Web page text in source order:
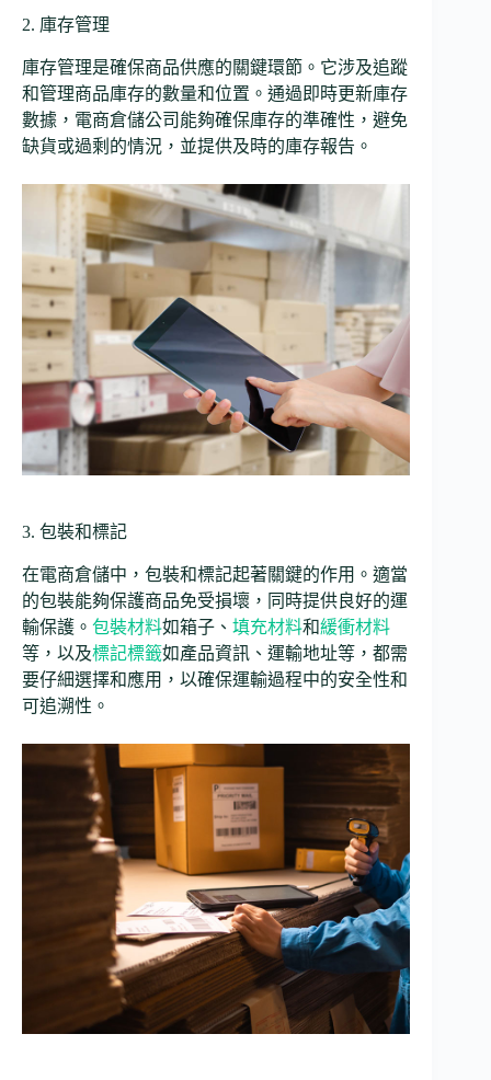
2. 庫存管理
庫存管理是確保商品供應的關鍵環節。它涉及追蹤
和管理商品庫存的數量和位置。通過即時更新庫存
數據，電商倉儲公司能夠確保庫存的準確性，避免
缺貨或過剩的情況，並提供及時的庫存報告。
3. 包裝和標記
在電商倉儲中，包裝和標記起著關鍵的作用。適當
的包裝能夠保護商品免受損壞，同時提供良好的運
輸保護。 包裝材料如箱子、 填充材料和緩衝材料
等，以及標記標籤如產品資訊、運輸地址等，都需
要仔細選擇和應用，以確保運輸過程中的安全性和
可追溯性。